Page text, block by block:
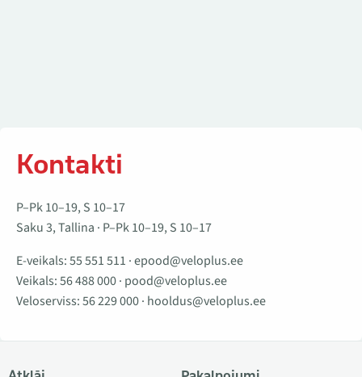
Kontakti
P–Pk 10–19, S 10–17
Saku 3, Tallina · P–Pk 10–19, S 10–17
E-veikals:55 551 511 ·epood@veloplus.ee
Veikals:56 488 000· pood@veloplus.ee
Veloserviss:56 229 000· hooldus@veloplus.ee